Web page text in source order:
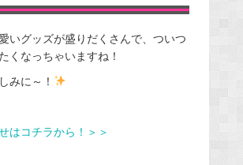
いグッズが盛りだくさんで、ついつ
くなっちゃいますね！
みに～！
はコチラから！＞＞